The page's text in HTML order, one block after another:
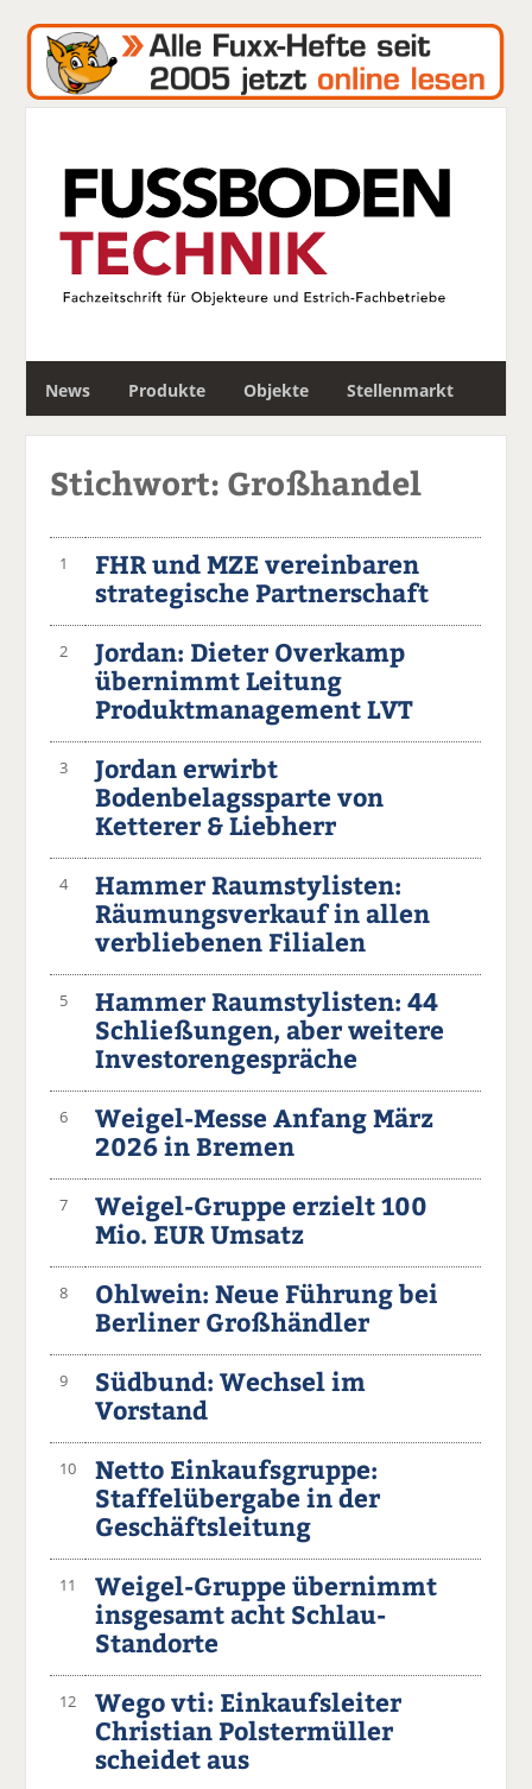
News Produkte Objekte Stellenmarkt
c
Stichwort: Großhandel
1
FHR und MZE vereinbaren
strategische Partnerschaft
2
Jordan: Dieter Overkamp
übernimmt Leitung
Produktmanagement LVT
3
Jordan erwirbt
Bodenbelagssparte von
Ketterer & Liebherr
4
Hammer Raumstylisten:
Räumungsverkauf in allen
verbliebenen Filialen
5
Hammer Raumstylisten: 44
Schließungen, aber weitere
Investorengespräche
6
Weigel-Messe Anfang März
2026 in Bremen
7
Weigel-Gruppe erzielt 100
Mio. EUR Umsatz
8
Ohlwein: Neue Führung bei
Berliner Großhändler
9
Südbund: Wechsel im
Vorstand
10
Netto Einkaufsgruppe:
Staffelübergabe in der
Geschäftsleitung
11
Weigel-Gruppe übernimmt
insgesamt acht Schlau-
Standorte
12
Wego vti: Einkaufsleiter
Christian Polstermüller
scheidet aus